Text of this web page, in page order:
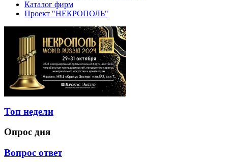
Каталог фирм
Проект "НЕКРОПОЛЬ"
Топ недели
Опрос дня
Вопрос ответ